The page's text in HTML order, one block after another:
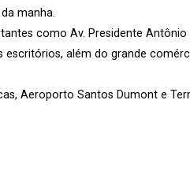
manha.
como Av. Presidente Antônio
escritórios, além do grande
Aeroporto Santos Dumont e